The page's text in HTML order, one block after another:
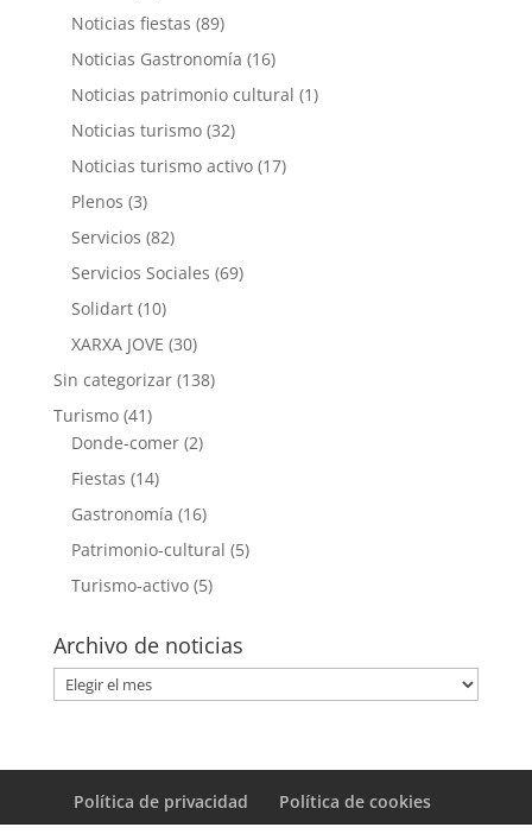
Noticias fiestas (89)
Noticias Gastronomía (16)
Noticias patrimonio cultural (1)
Noticias turismo(32)
Noticias turismo activo(17)
Plenos (3)
Servicios (82)
Servicios Sociales (69)
Solidart(10)
XARXA JOVE (30)
Sin categorizar(138)
Turismo(41)
Donde-comer(2)
Fiestas (14)
Gastronomía (16)
Patrimonio-cultural (5)
Turismo-activo(5)
Archivo de noticias
Archivo
de
Política de privacidad Política de cookies